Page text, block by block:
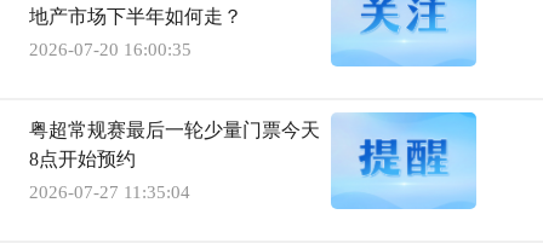
地产市场下半年如何走？
2026-07-20 16:00:35
粤超常规赛最后一轮少量门票今天
8点开始预约
2026-07-27 11:35:04